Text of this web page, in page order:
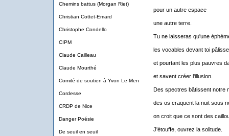
Chemins battus (Morgan Riet)
Christian Cottet-Emard
Christophe Condello
CIPM
Claude Cailleau
Claude Mourthé
Comité de soutien à Yvon Le Men
Cordesse
CRDP de Nice
Danger Poésie
De seuil en seuil
pour un autre espace
une autre terre.
Tu ne laisseras qu'une
les vocables devant toi
et pourtant les plus pauvres
et savent créer l'illusion.
Des spectres bâtissent notre
des os craquent la nuit sous
on croit que ce sont des
J'étouffe, ouvrez la solitude.